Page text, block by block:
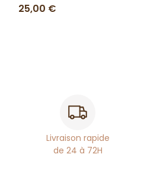
25,00 €
Livraison rapide
de 24 à 72H